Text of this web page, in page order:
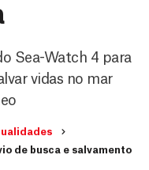
Sea-Watch 4 para
vidas no mar
de busca e salvamento